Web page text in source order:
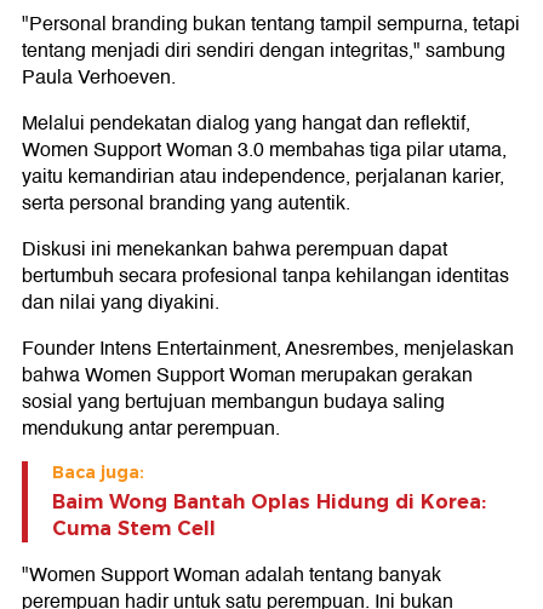
"Personal branding bukan tentang tampil sempurna, tetapi
tentang menjadi diri sendiri dengan integritas," sambung
Paula Verhoeven.
Melalui pendekatan dialog yang hangat dan reflektif,
Women Support Woman 3.0 membahas tiga pilar utama,
yaitu kemandirian atau independence, perjalanan karier,
serta personal branding yang autentik.
Diskusi ini menekankan bahwa perempuan dapat
bertumbuh secara profesional tanpa kehilangan identitas
dan nilai yang diyakini.
Founder Intens Entertainment, Anesrembes, menjelaskan
bahwa Women Support Woman merupakan gerakan
sosial yang bertujuan membangun budaya saling
mendukung antar perempuan.
Baca juga:
Baim Wong Bantah Oplas Hidung di Korea:
Cuma Stem Cell
"Women Support Woman adalah tentang banyak
perempuan hadir untuk satu perempuan. Ini bukan